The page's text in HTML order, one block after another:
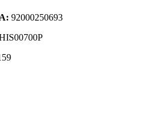
92000250693